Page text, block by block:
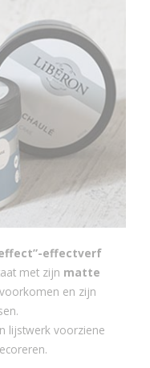
effectverf
met zijn matte
en zijn
lijstwerk voorziene